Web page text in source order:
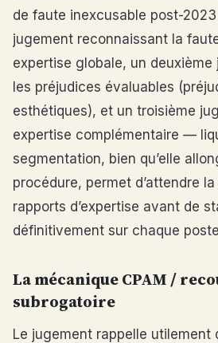
de faute inexcusable post-
jugement reconnaissant la
expertise globale, un
les préjudices évaluables
esthétiques), et un troisième
expertise complémentaire —
segmentation, bien qu’elle
procédure, permet d’attendre
rapports d’expertise avant de
définitivement sur chaque
La mécanique CPAM /
subrogatoire
Le jugement rappelle utilement